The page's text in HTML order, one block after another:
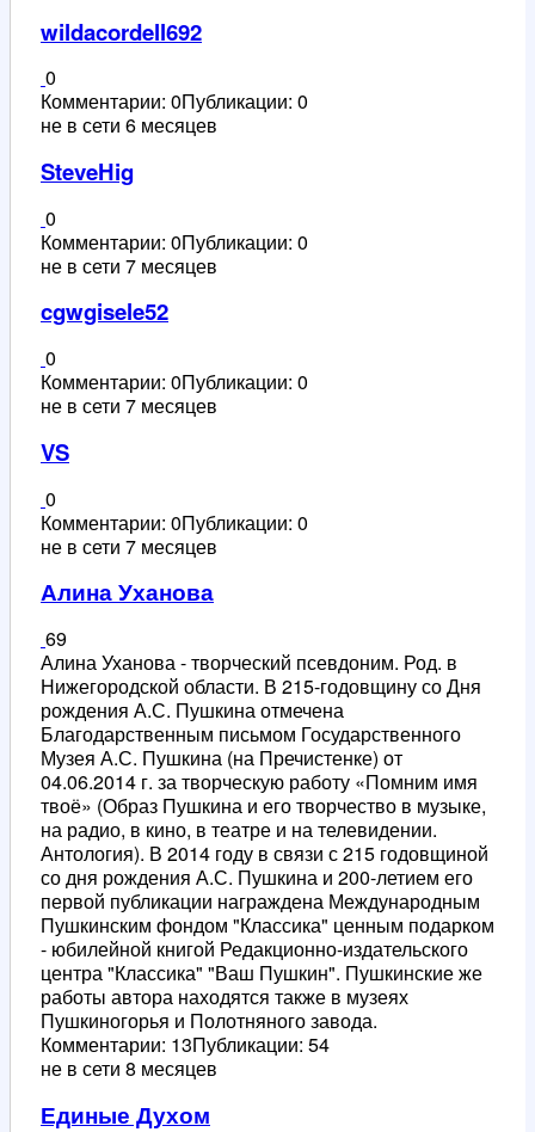
wildacordell692
0
Комментарии: 0Публикации: 0
не в сети 6 месяцев
SteveHig
0
Комментарии: 0Публикации: 0
не в сети 7 месяцев
cgwgisele52
0
Комментарии: 0Публикации: 0
не в сети 7 месяцев
VS
0
Комментарии: 0Публикации: 0
не в сети 7 месяцев
Алина Уханова
69
Алина Уханова - творческий псевдоним. Род. в
Нижегородской области. В 215-годовщину со Дня
рождения А.С. Пушкина отмечена
Благодарственным письмом Государственного
Музея А.С. Пушкина (на Пречистенке) от
04.06.2014 г. за творческую работу «Помним имя
твоё» (Образ Пушкина и его творчество в музыке,
на радио, в кино, в театре и на телевидении.
Антология). В 2014 году в связи с 215 годовщиной
со дня рождения А.С. Пушкина и 200-летием его
первой публикации награждена Международным
Пушкинским фондом "Классика" ценным подарком
- юбилейной книгой Редакционно-издательского
центра "Классика" "Ваш Пушкин". Пушкинские же
работы автора находятся также в музеях
Пушкиногорья и Полотняного завода.
Комментарии: 13Публикации: 54
не в сети 8 месяцев
Единые Духом